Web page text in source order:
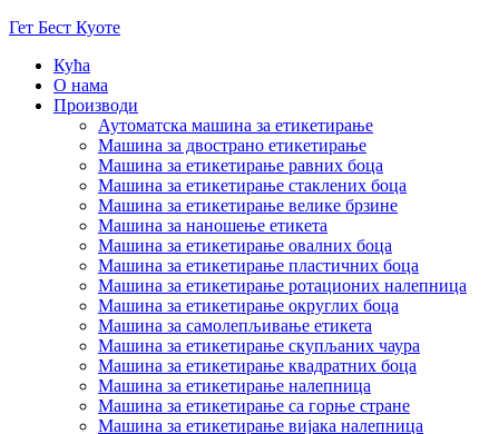
Гет Бест Куоте
Кућа
О нама
Производи
Аутоматска машина за етикетирање
Машина за двострано етикетирање
Машина за етикетирање равних боца
Машина за етикетирање стаклених боца
Машина за етикетирање велике брзине
Машина за наношење етикета
Машина за етикетирање овалних боца
Машина за етикетирање пластичних боца
Машина за етикетирање ротационих налепница
Машина за етикетирање округлих боца
Машина за самолепљивање етикета
Машина за етикетирање скупљаних чаура
Машина за етикетирање квадратних боца
Машина за етикетирање налепница
Машина за етикетирање са горње стране
Машина за етикетирање вијака налепница